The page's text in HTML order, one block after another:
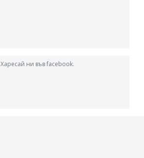
Харесай ни във facebook.